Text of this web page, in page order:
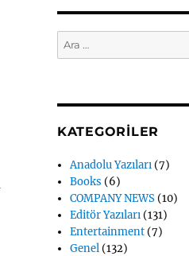
Ara:
KATEGORILER
Anadolu Yazıları(7)
Books (6)
COMPANY NEWS(10)
Editör Yazıları(131)
Entertainment(7)
Genel(132)